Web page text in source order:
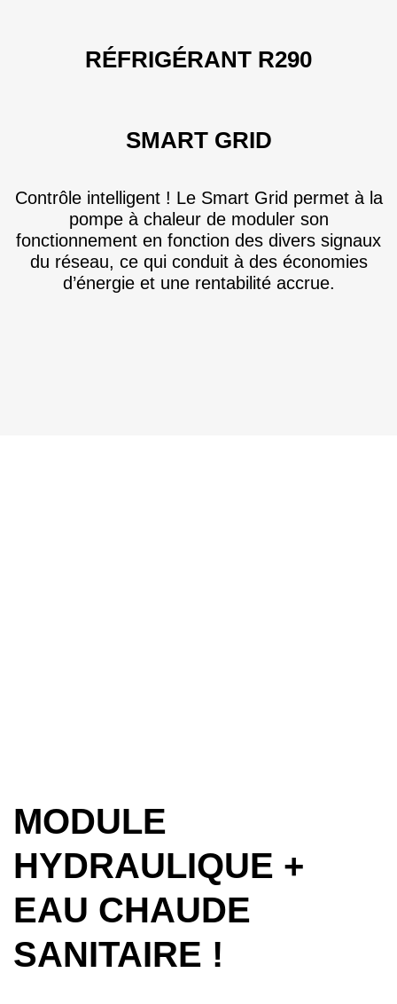
RÉFRIGÉRANT R290
SMART GRID
Contrôle intelligent ! Le Smart Grid permet à la
pompe à chaleur de moduler son
fonctionnement en fonction des divers signaux
du réseau, ce qui conduit à des économies
d’énergie et une rentabilité accrue.
MODULE
HYDRAULIQUE +
EAU CHAUDE
SANITAIRE !